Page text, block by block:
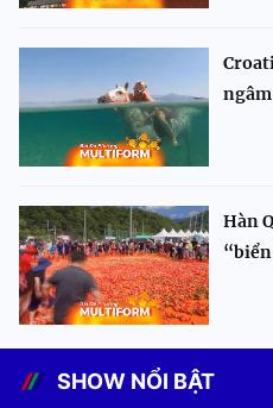
Hàn
SHOW NỔI BẬT